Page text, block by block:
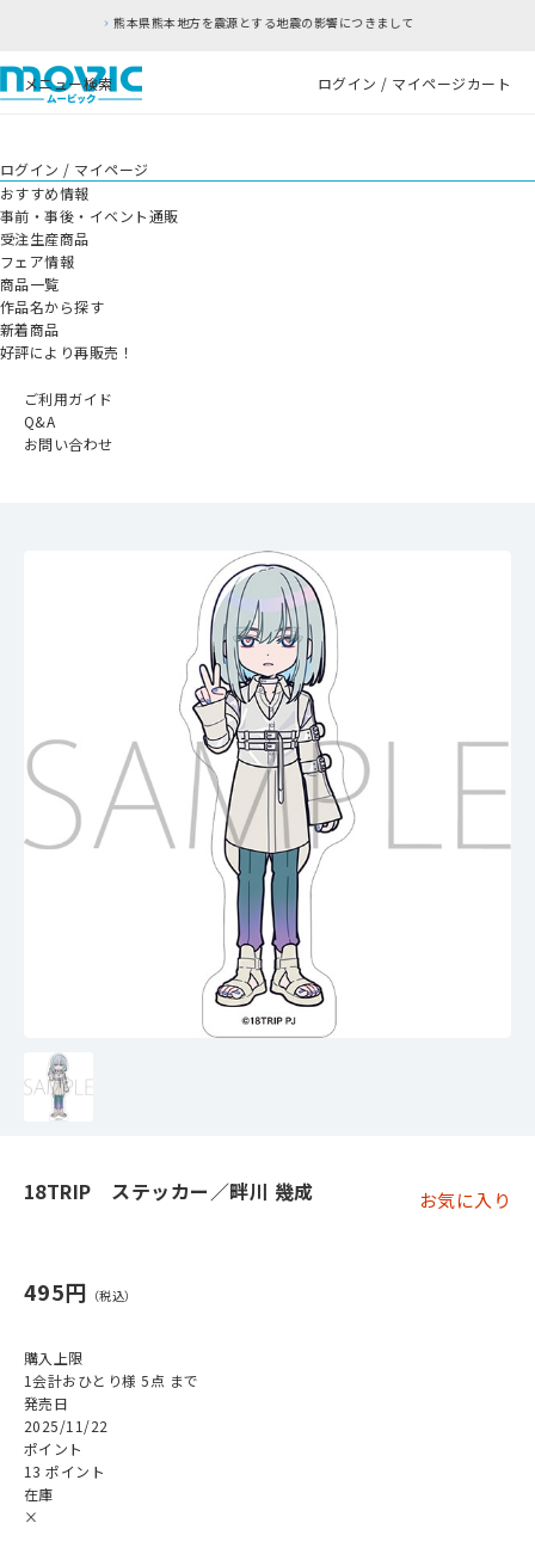
を震源とする地震の影響につきまして
メニュー検索 ログイン / マイページカート
ログイン / マイページ
おすすめ情報
事前・事後・イベント通販
受注生産商品
フェア情報
商品一覧
作品名から探す
新着商品
好評により再販売！
ご利用ガイド
Q&A
お問い合わせ
18TRIP ステッカー／畔川 幾成 お気に入り
495円
購入上限
1会計おひとり様 5点 まで
発売日
2025/11/22
ポイント
13 ポイント
在庫
×